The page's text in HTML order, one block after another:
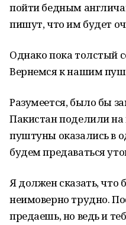
пойти бедным
пишут, что им будет
Однако пока толстый
Вернемся к нашим
Разумеется, было бы
Пакистан поделили на
пуштуны оказались в
будем предаваться
Я должен сказать,
неимоверно трудно.
предаешь, но ведь и